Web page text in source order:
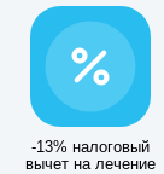
-13% налоговый
вычет на лечение